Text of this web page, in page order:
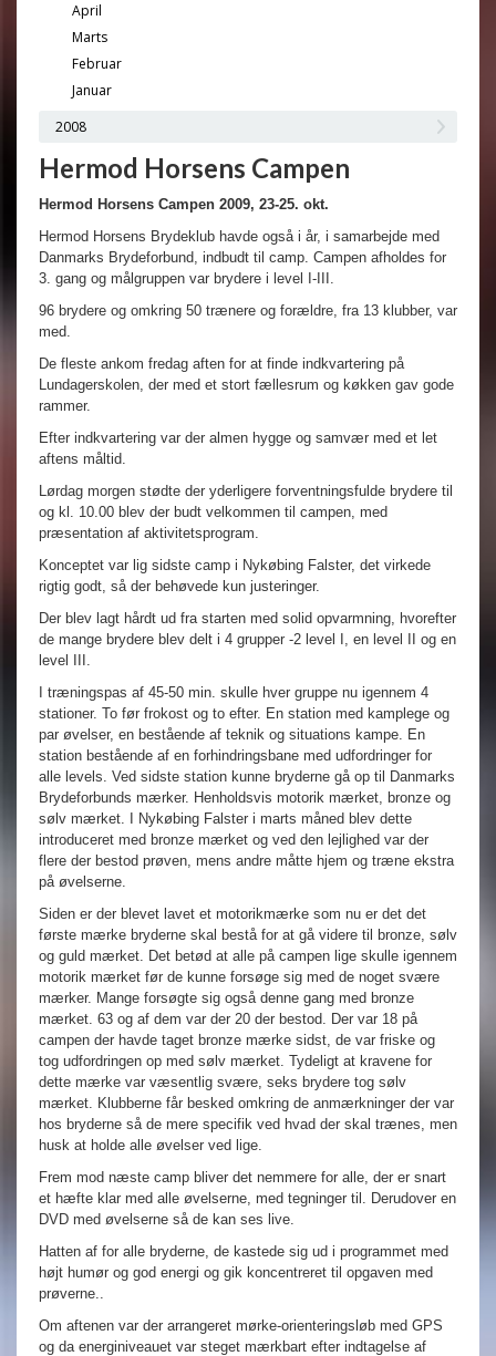
April
Marts
Februar
Januar
2008
Hermod Horsens Campen
Hermod Horsens Campen 2009, 23-25. okt.
Hermod Horsens Brydeklub havde også i år, i samarbejde med
Danmarks Brydeforbund, indbudt til camp. Campen afholdes for
3. gang og målgruppen var brydere i level I-III.
96 brydere og omkring 50 trænere og forældre, fra 13 klubber, var
med.
De fleste ankom fredag aften for at finde indkvartering på
Lundagerskolen, der med et stort fællesrum og køkken gav gode
rammer.
Efter indkvartering var der almen hygge og samvær med et let
aftens måltid.
Lørdag morgen stødte der yderligere forventningsfulde brydere til
og kl. 10.00 blev der budt velkommen til campen, med
præsentation af aktivitetsprogram.
Konceptet var lig sidste camp i Nykøbing Falster, det virkede
rigtig godt, så der behøvede kun justeringer.
Der blev lagt hårdt ud fra starten med solid opvarmning, hvorefter
de mange brydere blev delt i 4 grupper -2 level I, en level II og en
level III.
I træningspas af 45-50 min. skulle hver gruppe nu igennem 4
stationer. To før frokost og to efter. En station med kamplege og
par øvelser, en bestående af teknik og situations kampe. En
station bestående af en forhindringsbane med udfordringer for
alle levels. Ved sidste station kunne bryderne gå op til Danmarks
Brydeforbunds mærker. Henholdsvis motorik mærket, bronze og
sølv mærket. I Nykøbing Falster i marts måned blev dette
introduceret med bronze mærket og ved den lejlighed var der
flere der bestod prøven, mens andre måtte hjem og træne ekstra
på øvelserne.
Siden er der blevet lavet et motorikmærke som nu er det det
første mærke bryderne skal bestå for at gå videre til bronze, sølv
og guld mærket. Det betød at alle på campen lige skulle igennem
motorik mærket før de kunne forsøge sig med de noget svære
mærker. Mange forsøgte sig også denne gang med bronze
mærket. 63 og af dem var der 20 der bestod. Der var 18 på
campen der havde taget bronze mærke sidst, de var friske og
tog udfordringen op med sølv mærket. Tydeligt at kravene for
dette mærke var væsentlig svære, seks brydere tog sølv
mærket. Klubberne får besked omkring de anmærkninger der var
hos bryderne så de mere specifik ved hvad der skal trænes, men
husk at holde alle øvelser ved lige.
Frem mod næste camp bliver det nemmere for alle, der er snart
et hæfte klar med alle øvelserne, med tegninger til. Derudover en
DVD med øvelserne så de kan ses live.
Hatten af for alle bryderne, de kastede sig ud i programmet med
højt humør og god energi og gik koncentreret til opgaven med
prøverne..
Om aftenen var der arrangeret mørke-orienteringsløb med GPS
og da energiniveauet var steget mærkbart efter indtagelse af